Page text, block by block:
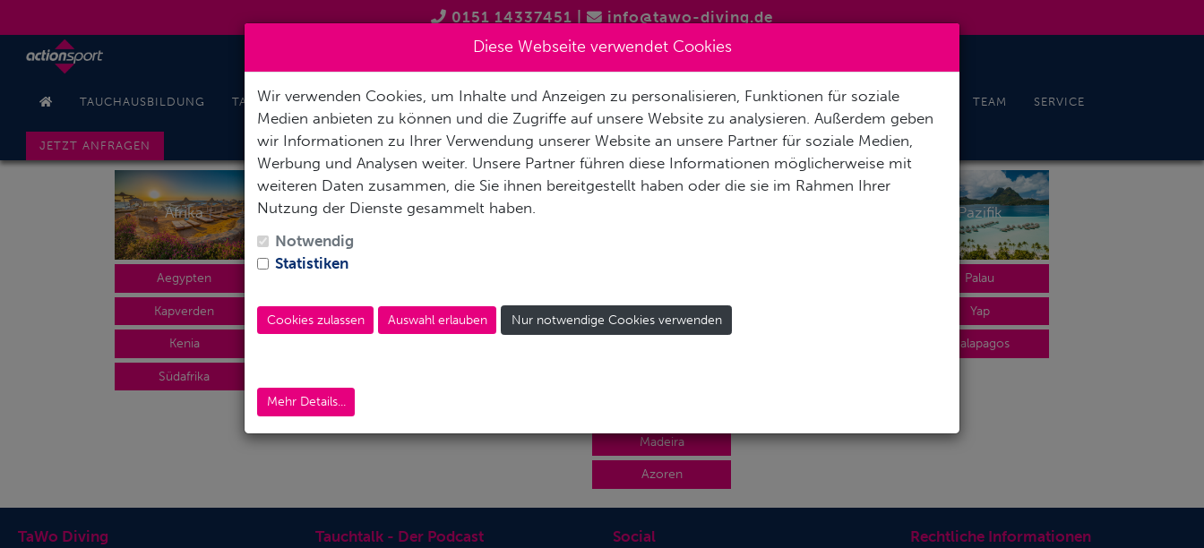
0151 14337451 info@tawo-diving.de
TAUCHAUSBILDUNG TAUCHREISEN PODCAST PRODUKTVORSTELLUNGEN TAUCHTOUREN SCHNORCHELN & FREEDIVING TEAM SERVICE
JETZT ANFRAGEN
Afrika
Aegypten
Kapverden
Kenia
Südafrika
Mexiko / Karibik
Niederl. Antillen
Asien
Philippinen
Madeira
Azoren
Pazifik
Palau
Yap
Galapagos
TaWo Diving
Tauchtalk - Der Podcast Social
Rechtliche Informationen
Diese Webseite verwendet Cookies
Wir verwenden Cookies, um Inhalte und Anzeigen zu personalisieren, Funktionen für soziale
Medien anbieten zu können und die Zugriffe auf unsere Website zu analysieren. Außerdem geben
wir Informationen zu Ihrer Verwendung unserer Website an unsere Partner für soziale Medien,
Werbung und Analysen weiter. Unsere Partner führen diese Informationen möglicherweise mit
weiteren Daten zusammen, die Sie ihnen bereitgestellt haben oder die sie im Rahmen Ihrer
Nutzung der Dienste gesammelt haben.
Notwendig
Statistiken
Cookies zulassen Auswahl erlauben Nur notwendige Cookies verwenden
Mehr Details...